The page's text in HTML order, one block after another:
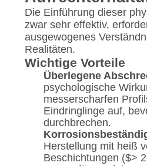
Die Einführung dieser
zwar sehr effektiv,
ausgewogenes
Realitäten.
Wichtige Vorteile
Überlegene
psychologische
messerscharfen
Eindringlinge auf,
durchbrechen.
Herstellung mit heiß
Beschichtungen ($>